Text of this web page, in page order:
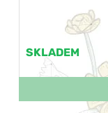
SKLADEM